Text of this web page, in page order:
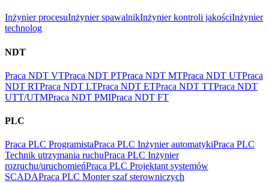
Inżynier procesuInżynier spawalnikInżynier kontroli jakościInżynier
technolog
NDT
Praca NDT VTPraca NDT PTPraca NDT MTPraca NDT UTPraca
NDT RTPraca NDT LTPraca NDT ETPraca NDT TTPraca NDT
UTT/UTMPraca NDT PMIPraca NDT FT
PLC
Praca PLC ProgramistaPraca PLC Inżynier automatykiPraca PLC
Technik utrzymania ruchuPraca PLC Inżynier
rozruchu/uruchomieńPraca PLC Projektant systemów
SCADAPraca PLC Monter szaf sterowniczych